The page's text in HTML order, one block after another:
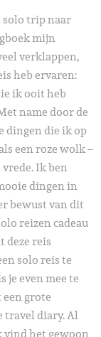
solo trip naar
mijn
verklappen,
heb ervaren:
ik ooit heb
name door de
dingen die ik op
een roze wolk –
Ik ben
dingen in
bewust van dit
reizen cadeau
deze reis
solo reis te
je even mee te
een grote
travel diary. Al